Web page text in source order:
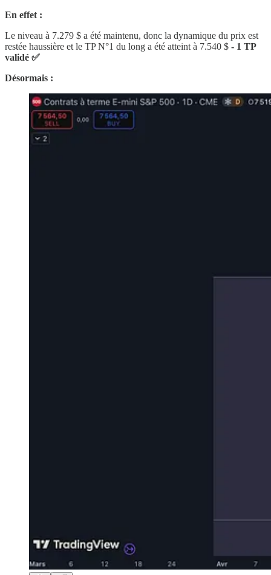
En effet :
Le niveau à 7.279 $ a été maintenu, donc la dynamique du prix est
restée haussière et le TP N°1 du long a été atteint à 7.540 $ - 1 TP
validé ✅
Désormais :